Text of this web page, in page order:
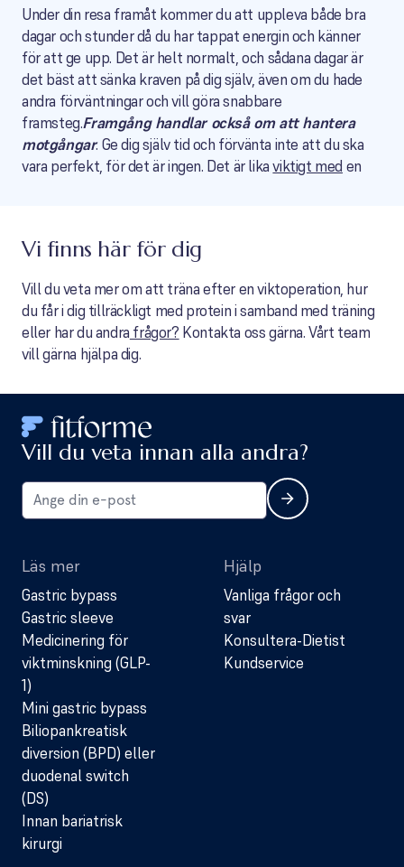
Under din resa framåt kommer du att uppleva både bra
dagar och stunder då du har tappat energin och känner
för att ge upp. Det är helt normalt, och sådana dagar är
det bäst att sänka kraven på dig själv, även om du hade
andra förväntningar och vill göra snabbare
framsteg.Framgång handlar också om att hantera
motgångar. Ge dig själv tid och förvänta inte att du ska
vara perfekt, för det är ingen. Det är likaviktigt med en
Vi finns här för dig
Vill du veta mer om att träna efter en viktoperation, hur
du får i dig tillräckligt med protein i samband med träning
eller har du andra frågor? Kontakta oss gärna. Vårt team
vill gärna hjälpa dig.
Vill du veta innan alla andra?
Läs mer
Gastric bypass
Gastric sleeve
Medicinering för
viktminskning (GLP-
1)
Mini gastric bypass
Biliopankreatisk
diversion (BPD) eller
duodenal switch
(DS)
Innan bariatrisk
kirurgi
Hjälp
Vanliga frågor och
svar
Konsultera-Dietist
Kundservice